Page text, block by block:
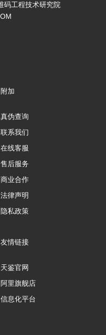
码工程技术研究院
附加
真伪查询
联系我们
在线客服
售后服务
商业合作
法律声明
隐私政策
友情链接
天鉴官网
阿里旗舰店
信息化平台